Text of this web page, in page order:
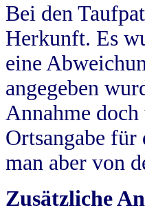
Bei den
Herkunft. Es
eine
angegeben
Annahme
Ortsangabe für
man aber von
Zusätzliche